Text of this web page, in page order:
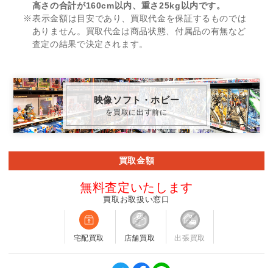
高さの合計が160cm以内、重さ25kg以内です。
※表示金額は目安であり、買取代金を保証するものでは
ありません。買取代金は商品状態、付属品の有無など
査定の結果で決定されます。
映像ソフト・ホビー
を買取に出す前に
買取金額
無料査定いたします
買取お取扱い窓口
宅配買取 店舗買取 出張買取